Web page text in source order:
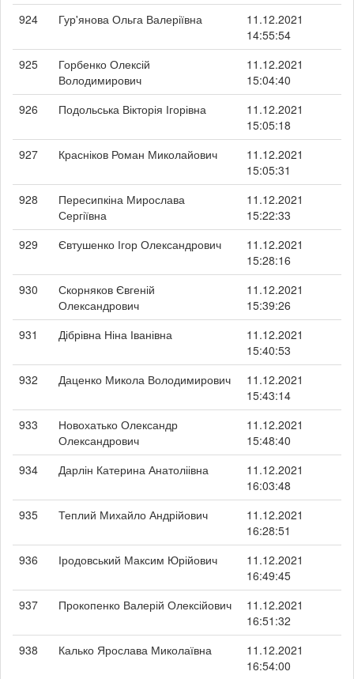
924
Гур'янова Ольга Валеріївна
11.12.2021
14:55:54
925
Горбенко Олексій
Володимирович
11.12.2021
15:04:40
926
Подольська Вікторія Ігорівна
11.12.2021
15:05:18
927
Красніков Роман Миколайович
11.12.2021
15:05:31
928
Пересипкіна Мирослава
Сергіївна
11.12.2021
15:22:33
929
Євтушенко Ігор Олександрович
11.12.2021
15:28:16
930
Скорняков Євгеній
Олександрович
11.12.2021
15:39:26
931
Дібрівна Ніна Іванівна
11.12.2021
15:40:53
932
Даценко Микола Володимирович
11.12.2021
15:43:14
933
Новохатько Олександр
Олександрович
11.12.2021
15:48:40
934
Дарлін Катерина Анатоліівна
11.12.2021
16:03:48
935
Теплий Михайло Андрійович
11.12.2021
16:28:51
936
Іродовський Максим Юрійович
11.12.2021
16:49:45
937
Прокопенко Валерій Олексійович
11.12.2021
16:51:32
938
Калько Ярослава Миколаївна
11.12.2021
16:54:00